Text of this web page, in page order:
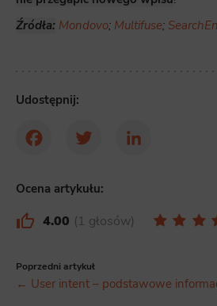
Źródła: Mondovo; Multifuse;
Udostępnij:
FacebookTwitter LinkedIn
Ocena artykułu:
4.00 1 głosów
Poprzedni artykuł
← User intent – podstawowe